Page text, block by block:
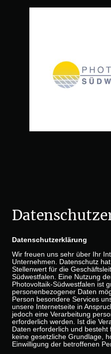
Datenschutzerklärung
Wir freuen uns sehr über Ihr
Unternehmen. Datenschutz
Stellenwert für die
Südwestfalen. Eine Nutzung
Photovoltaik-Südwestfalen ist
personenbezogener Daten
Person besondere Services
unsere Internetseite in
jedoch eine Verarbeitung
erforderlich werden. Ist die
Daten erforderlich und
keine gesetzliche Grundlage,
Einwilligung der betroffenen